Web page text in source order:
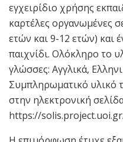
εγχειρίδιο χρήσης
καρτέλες οργανωμένες
ετών και 9-12 ετών) και
παιχνίδι. Ολόκληρο το
γλώσσες: Αγγλικά,
Συμπληρωματικό υλικό
στην ηλεκτρονική
https://